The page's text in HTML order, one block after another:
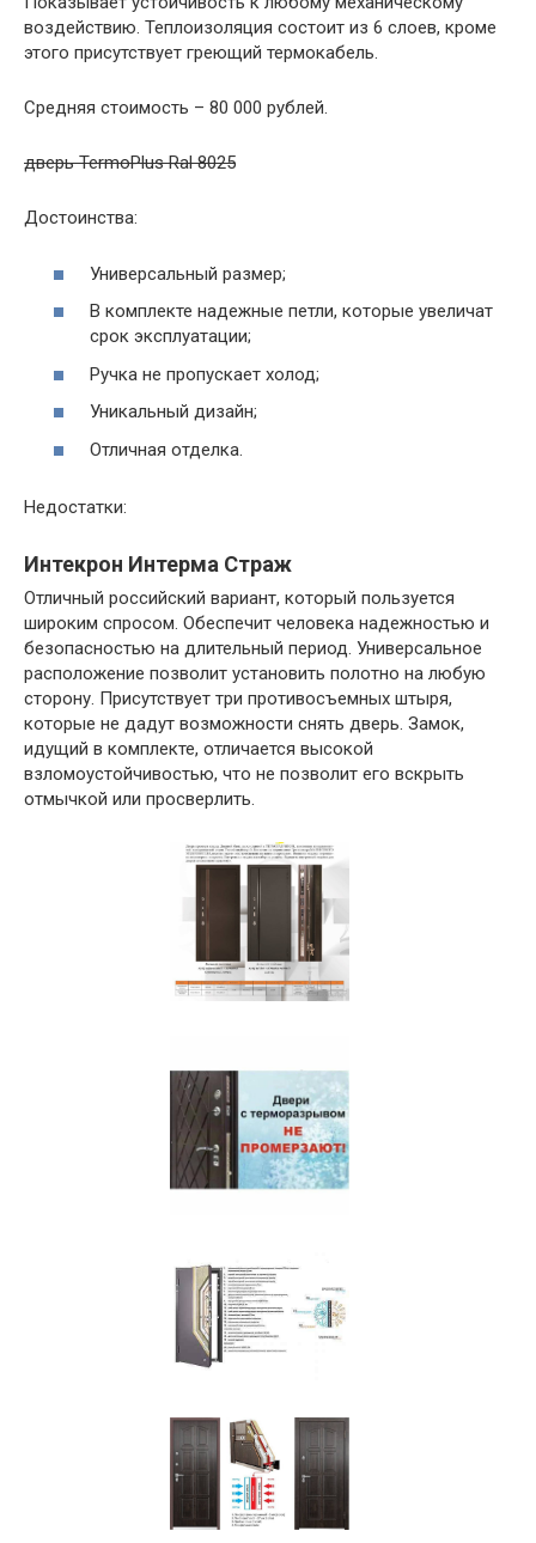
воздействию. Теплоизоляция состоит из 6 слоев, кроме
этого присутствует греющий термокабель.
Средняя стоимость – 80 000 рублей.
дверь TermoPlus Ral 8025
Достоинства:
Универсальный размер;
В комплекте надежные петли, которые увеличат
срок эксплуатации;
Ручка не пропускает холод;
Уникальный дизайн;
Отличная отделка.
Недостатки:
Интекрон Интерма Страж
Отличный российский вариант, который пользуется
широким спросом. Обеспечит человека надежностью и
безопасностью на длительный период. Универсальное
расположение позволит установить полотно на любую
сторону. Присутствует три противосъемных штыря,
которые не дадут возможности снять дверь. Замок,
идущий в комплекте, отличается высокой
взломоустойчивостью, что не позволит его вскрыть
отмычкой или просверлить.